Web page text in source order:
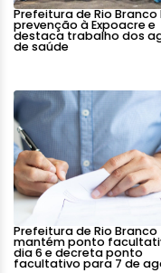
Prefeitura de Rio Branco
prevenção à Expoacre e
destaca trabalho dos
de saúde
Prefeitura de Rio Branco
mantém ponto
dia 6 e decreta ponto
facultativo para 7 de